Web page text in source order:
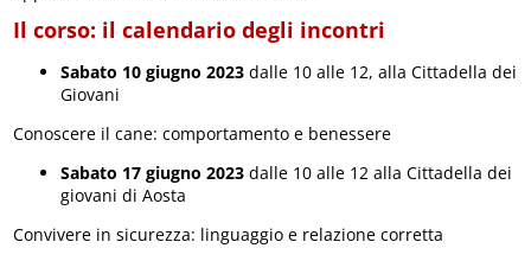
Il corso: il calendario degli incontri
Sabato 10 giugno 2023 dalle 10 alle 12, alla Cittadella dei
Giovani
Conoscere il cane: comportamento e benessere
Sabato 17 giugno 2023dalle 10 alle 12 alla Cittadella dei
giovani di Aosta
Convivere in sicurezza: linguaggio e relazione corretta